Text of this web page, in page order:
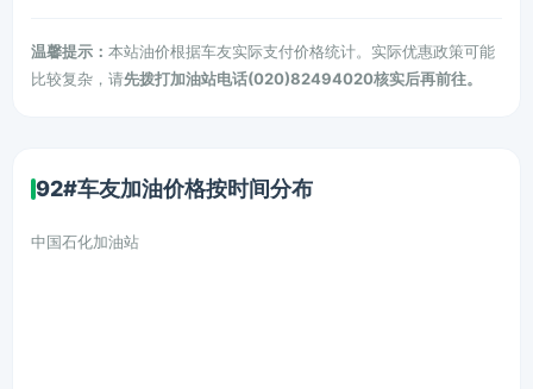
温馨提示： 本站油价根据车友实际支付价格统计。实际优惠政策可能
比较复杂，请先拨打加油站电话(020)82494020核实后再前往。
92#车友加油价格按时间分布
中国石化加油站